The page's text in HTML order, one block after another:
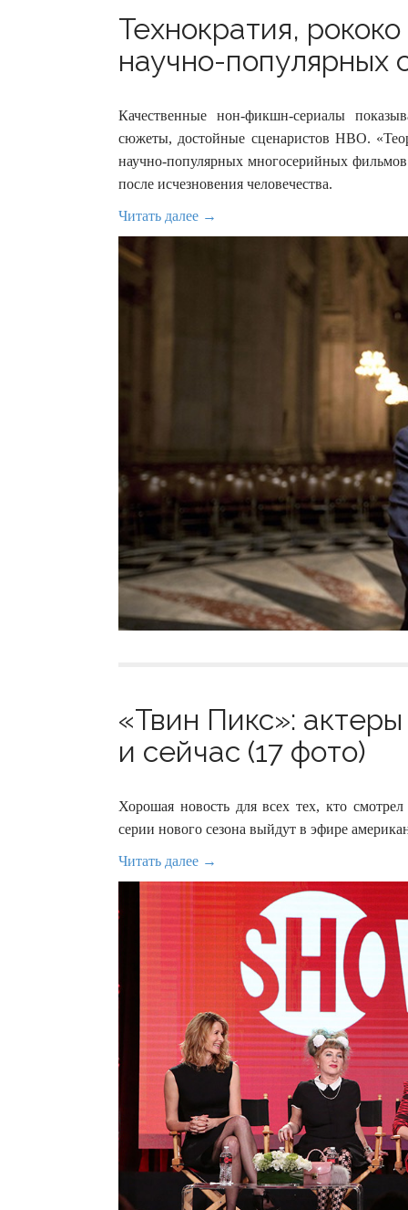
Технократия,
научно-популярных
Качественные нон-фикшн-сериалы
сюжеты, достойные сценаристов HBO.
научно-популярных многосерийных
после исчезновения человечества.
Читать далее →
«Твин Пикс»:
и сейчас (17 фото)
Хорошая новость для всех тех, кто
серии нового сезона выйдут в эфире
Читать далее →